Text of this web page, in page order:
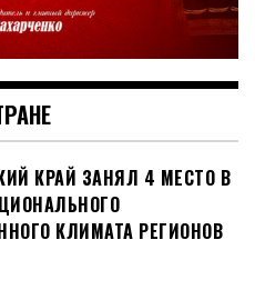
КРАЙ ЗАНЯЛ 4 МЕСТО В
КЛИМАТА РЕГИОНОВ